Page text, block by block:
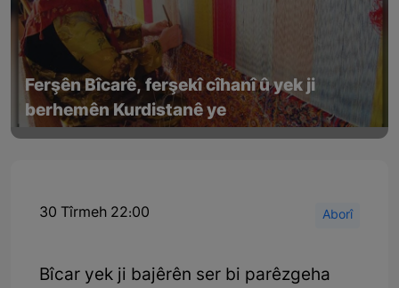
Ferşên Bîcarê, ferşekî cîhanî û yek ji
berhemên Kurdistanê ye
30 Tîrmeh 22:00 Aborî
Bîcar yek ji bajêrên ser bi parêzgeha